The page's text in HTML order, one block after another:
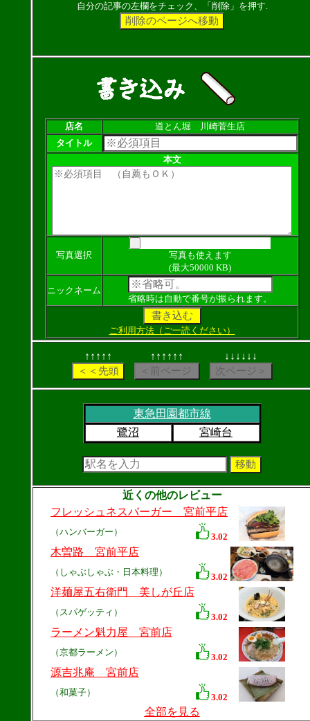
自分の記事の左欄をチェック、「削除」を押す.
店名
道とん堀 川崎菅生店
タイトル
本文
写真選択
写真も使えます
(最大50000 KB)
ニックネーム
省略時は自動で番号が振られます。
ご利用方法（ご一読ください）
↑↑↑↑↑ ↑↑↑↑↑↑ ↓↓↓↓↓↓
東急田園都市線
鷺沼
宮崎台
近くの他のレビュー
フレッシュネスバーガー 宮前平店
（ハンバーガー） 3.02
木曽路 宮前平店
（しゃぶしゃぶ・日本料理） 3.02
洋麺屋五右衛門 美しが丘店
（スパゲッティ） 3.02
ラーメン魁力屋 宮前店
（京都ラーメン） 3.02
源吉兆庵 宮前店
（和菓子） 3.02
全部を見る